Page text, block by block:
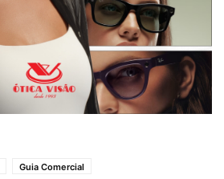
Guia Comercial